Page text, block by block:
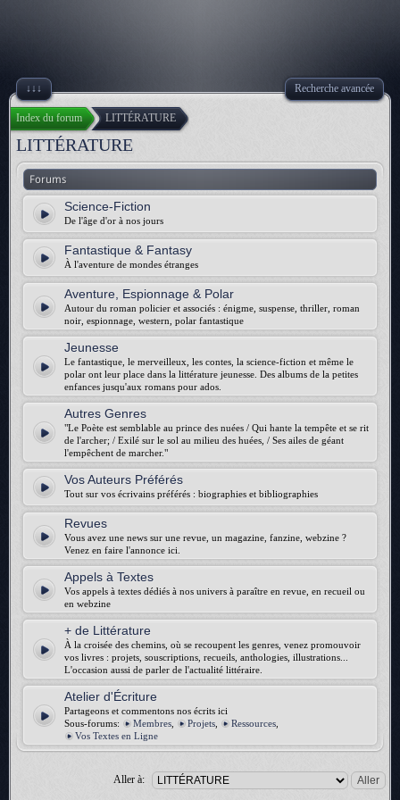
↓↓↓ Recherche avancée
Index du forum LITTÉRATURE
LITTÉRATURE
Forums
Science-Fiction
De l'âge d'or à nos jours
Fantastique & Fantasy
À l'aventure de mondes étranges
Aventure, Espionnage & Polar
Autour du roman policier et associés : énigme, suspense, thriller, roman
noir, espionnage, western, polar fantastique
Jeunesse
Le fantastique, le merveilleux, les contes, la science-fiction et même le
polar ont leur place dans la littérature jeunesse. Des albums de la petites
enfances jusqu'aux romans pour ados.
Autres Genres
"Le Poète est semblable au prince des nuées / Qui hante la tempête et se rit
de l'archer; / Exilé sur le sol au milieu des huées, / Ses ailes de géant
l'empêchent de marcher."
Vos Auteurs Préférés
Tout sur vos écrivains préférés : biographies et bibliographies
Revues
Vous avez une news sur une revue, un magazine, fanzine, webzine ?
Venez en faire l'annonce ici.
Appels à Textes
Vos appels à textes dédiés à nos univers à paraître en revue, en recueil ou
en webzine
+ de Littérature
À la croisée des chemins, où se recoupent les genres, venez promouvoir
vos livres : projets, souscriptions, recueils, anthologies, illustrations...
L'occasion aussi de parler de l'actualité littéraire.
Atelier d'Écriture
Partageons et commentons nos écrits ici
Sous-forums:
Membres Projets Ressources
Vos Textes en Ligne
Aller à: